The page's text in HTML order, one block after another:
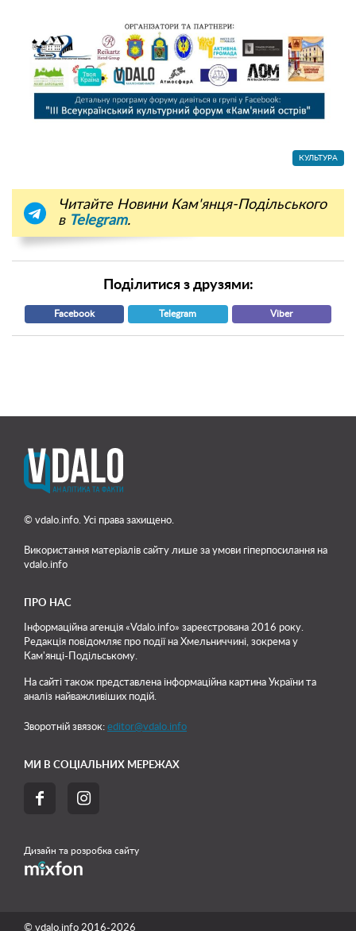
КУЛЬТУРА
Читайте Новини Кам'янця-Подільського
в Telegram.
Поділитися з друзями:
Facebook Telegram Viber
© vdalo.info. Усі права захищено.
Використання матеріалів сайту лише за умови гіперпосилання на
vdalo.info
ПРО НАС
Інформаційна агенція «Vdalo.info» зареєстрована 2016 року.
Редакція повідомляє про події на Хмельниччині, зокрема у
Кам'янці-Подільському.
На сайті також представлена інформаційна картина України та
аналіз найважливіших подій.
Зворотній звязок: editor@vdalo.info
МИ В СОЦІАЛЬНИХ МЕРЕЖАХ
 
Дизайн та розробка сайту
© vdalo.info 2016-2026